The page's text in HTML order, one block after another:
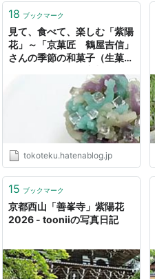
18 ブックマーク
見て、食べて、楽しむ「紫陽
花」～「京菓匠 鶴屋吉信」
さんの季節の和菓子（生菓
tokoteku.hatenablog.jp
15 ブックマーク
京都西山「善峯寺」紫陽花
2026 - tooniiの写真日記